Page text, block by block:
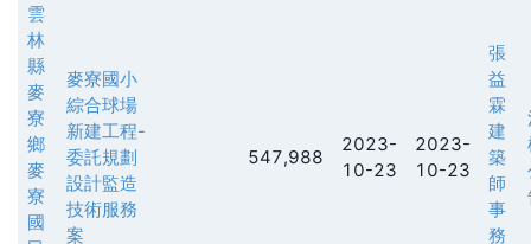
雲
林
縣
麥
寮
鄉
麥
寮
國
麥寮國小
綜合球場
新建工程-
委託規劃
設計監造
技術服務
案
547,988
2023-
10-23
2023-
10-23
張
益
霖
建
築
師
事
務